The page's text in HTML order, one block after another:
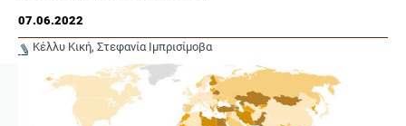
07.06.2022
Κέλλυ Κική Στεφανία Ιμπρισίμοβα